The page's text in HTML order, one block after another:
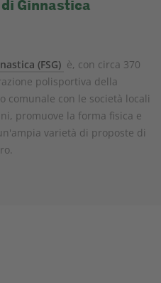
Ginnastica
(FSG) è, con circa 370
polisportiva della
comunale con le società locali
promuove la forma fisica e
varietà di proposte di